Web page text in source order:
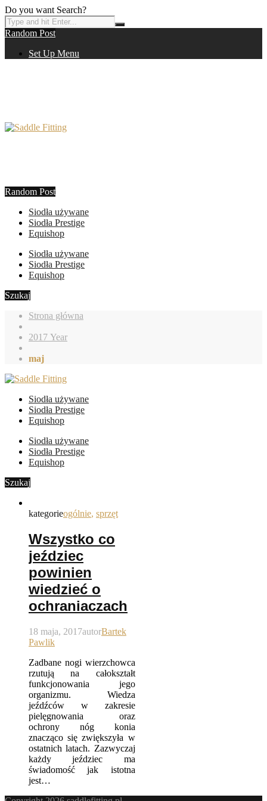
Do you want Search?
Random Post
Set Up Menu
Random Post
Siodła używane
Siodła Prestige
Equishop
Siodła używane
Siodła Prestige
Equishop
Szukaj
Strona główna
2017 Year
maj
Siodła używane
Siodła Prestige
Equishop
Siodła używane
Siodła Prestige
Equishop
Szukaj
kategorieogólnie, sprzęt
Wszystko co
jeździec
powinien
wiedzieć o
ochraniaczach
18 maja, 2017autorBartek
Pawlik
Zadbane nogi wierzchowca
rzutują na całokształt
funkcjonowania jego
organizmu. Wiedza
jeźdźców w zakresie
pielęgnowania oraz
ochrony nóg konia
znacząco się zwiększyła w
ostatnich latach. Zazwyczaj
każdy jeździec ma
świadomość jak istotna
jest…